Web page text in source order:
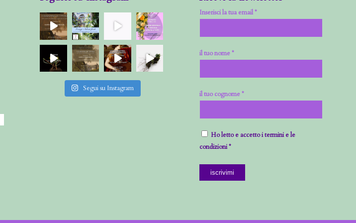
Segui su Instagram
Inserisci la tua email *
il tuo nome *
il tuo cognome *
Ho letto e accetto i termini e le
condizioni *